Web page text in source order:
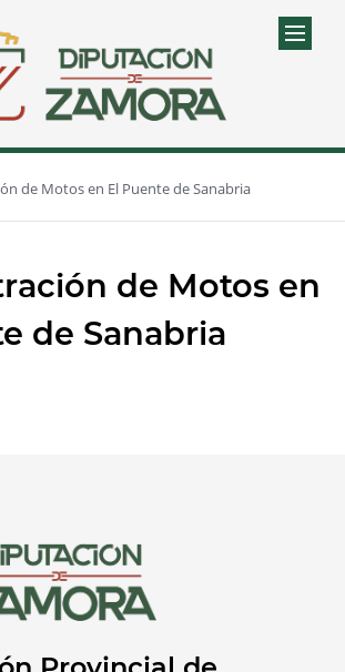
de Motos en El Puente de Sanabria
de Motos en
de Sanabria